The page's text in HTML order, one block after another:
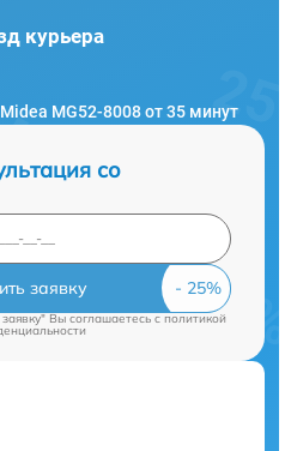
курьера
MG52-8008 от 35 минут
со
заявку
Вы соглашаетесь cполитикой